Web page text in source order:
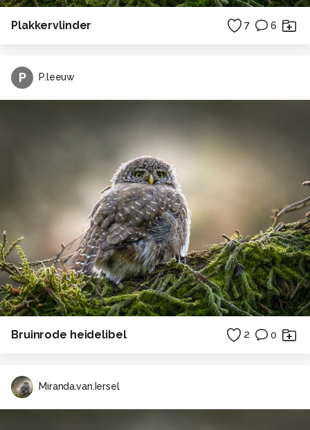
Plakkervlinder 7 6
P P.leeuw
Bruinrode heidelibel 2 0
Miranda.van.Iersel